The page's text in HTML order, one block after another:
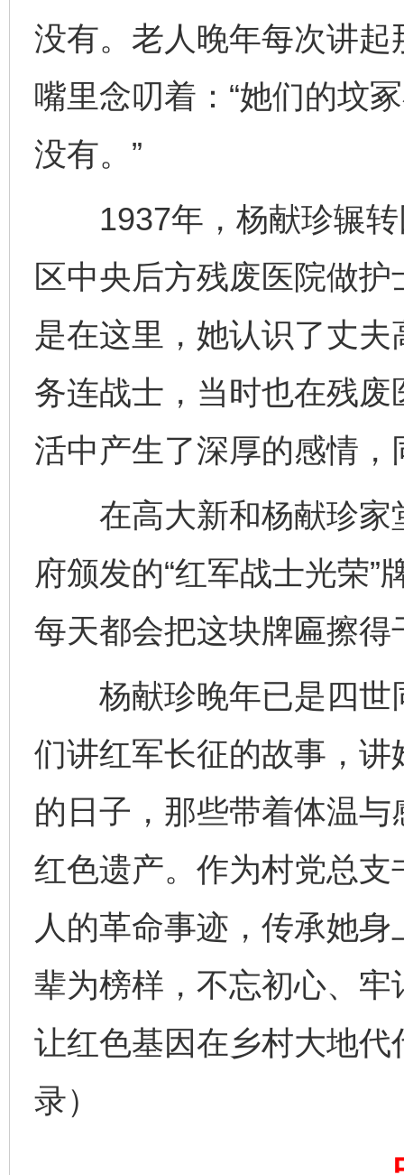
没有。老人晚年每次讲
嘴里念叨着：“她们的坟
没有。”
1937年，杨献珍辗转
区中央后方残废医院做
是在这里，她认识了丈
务连战士，当时也在残
活中产生了深厚的感情，
在高大新和杨献珍家
府颁发的“红军战士光荣
每天都会把这块牌匾擦得
杨献珍晚年已是四世
们讲红军长征的故事，
的日子，那些带着体温
红色遗产。作为村党总
人的革命事迹，传承她
辈为榜样，不忘初心、
让红色基因在乡村大地
录）
完善运行机制助力责任有效落实 一纸欠
东山县通报“牛蛙产品抗生素超标问题” 法
千年窑火 生生不息 一
揭开“小金库”的免责幌子